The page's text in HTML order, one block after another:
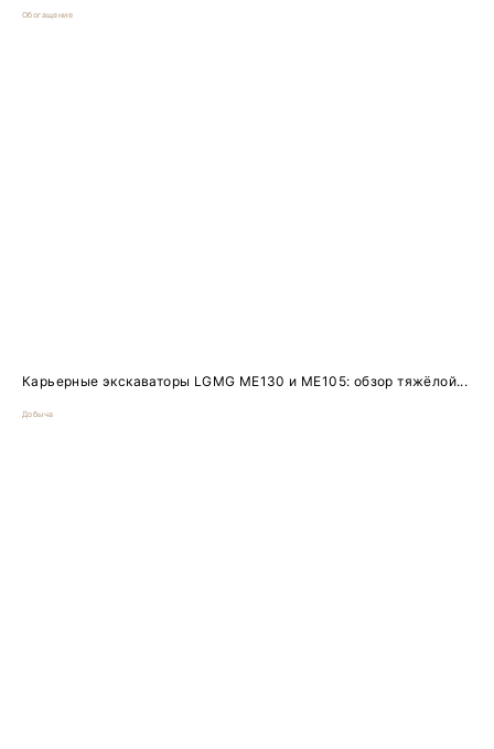
Обогащение
Карьерные экскаваторы LGMG ME130 и ME105: обзор тяжёлой...
Добыча